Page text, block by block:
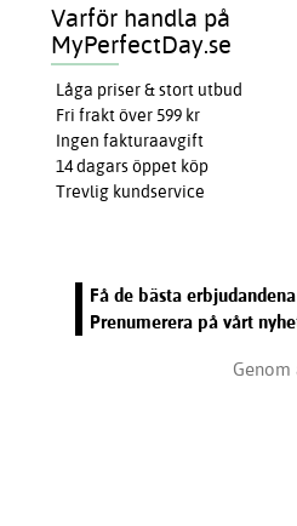
Varför handla på
MyPerfectDay.se
Låga priser & stort utbud
Fri frakt över 599 kr
Ingen fakturaavgift
14 dagars öppet köp
Trevlig kundservice
Få de bästa
Prenumerera på vårt